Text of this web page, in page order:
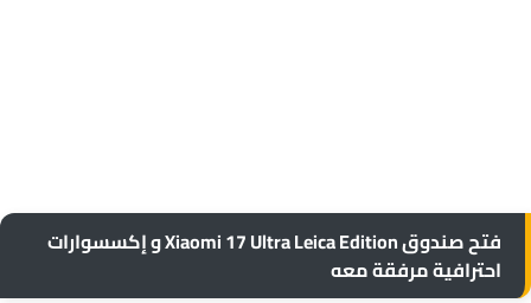
فتح صندوق Xiaomi 17 Ultra Leica Edition و إكسسوارات
احترافية مرفقة معه